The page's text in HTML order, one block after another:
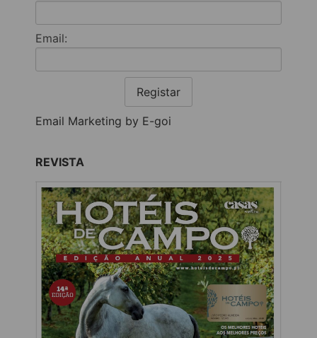
Email:
Registar
Email Marketing by E-goi
REVISTA